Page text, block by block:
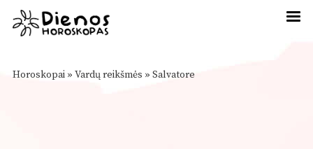
Horoskopai » Vardų reikšmės » Salvatore